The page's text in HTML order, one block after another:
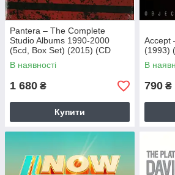
Pantera – The Complete
Studio Albums 1990-2000
(5cd, Box Set) (2015) (CD
Audio) (Import)
В наявності
1 680 ₴
Купити
Accept
(1993)
В
790 ₴